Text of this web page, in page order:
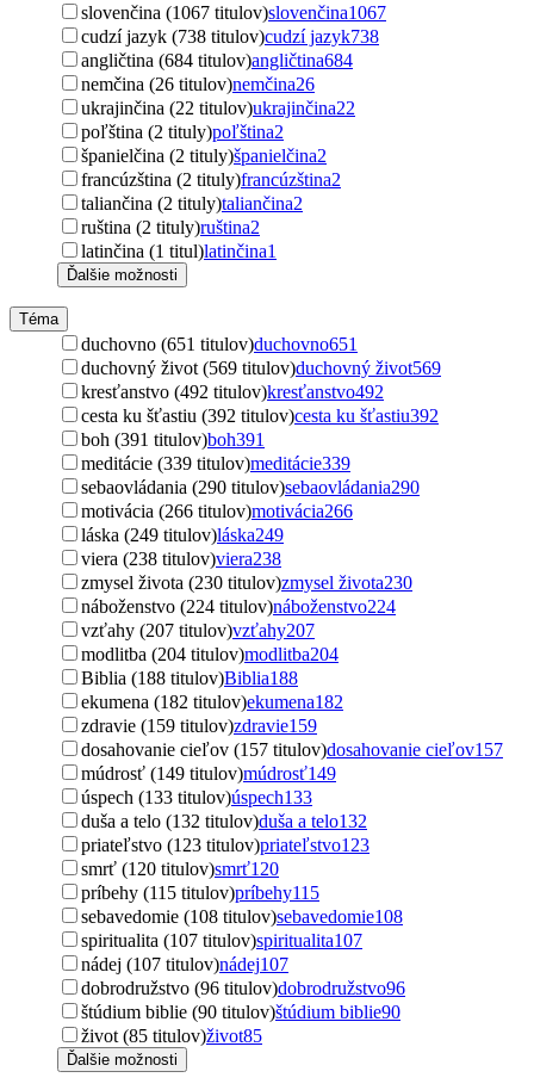
slovenčina (1067 titulov)slovenčina1067
cudzí jazyk (738 titulov)cudzí jazyk738
angličtina (684 titulov)angličtina684
nemčina (26 titulov)nemčina26
ukrajinčina (22 titulov)ukrajinčina22
poľština (2 tituly)poľština2
španielčina (2 tituly)španielčina2
francúzština (2 tituly)francúzština2
taliančina (2 tituly)taliančina2
ruština (2 tituly)ruština2
latinčina (1 titul)latinčina1
Ďalšie možnosti
Téma
duchovno (651 titulov)duchovno651
duchovný život (569 titulov)duchovný život569
kresťanstvo (492 titulov)kresťanstvo492
cesta ku šťastiu (392 titulov)cesta ku šťastiu392
boh (391 titulov)boh391
meditácie (339 titulov)meditácie339
sebaovládania (290 titulov)sebaovládania290
motivácia (266 titulov)motivácia266
láska (249 titulov)láska249
viera (238 titulov)viera238
zmysel života (230 titulov)zmysel života230
náboženstvo (224 titulov)náboženstvo224
vzťahy (207 titulov)vzťahy207
modlitba (204 titulov)modlitba204
Biblia (188 titulov)Biblia188
ekumena (182 titulov)ekumena182
zdravie (159 titulov)zdravie159
dosahovanie cieľov (157 titulov)dosahovanie cieľov157
múdrosť (149 titulov)múdrosť149
úspech (133 titulov)úspech133
duša a telo (132 titulov)duša a telo132
priateľstvo (123 titulov)priateľstvo123
smrť (120 titulov)smrť120
príbehy (115 titulov)príbehy115
sebavedomie (108 titulov)sebavedomie108
spiritualita (107 titulov)spiritualita107
nádej (107 titulov)nádej107
dobrodružstvo (96 titulov)dobrodružstvo96
štúdium biblie (90 titulov)štúdium biblie90
život (85 titulov)život85
Ďalšie možnosti